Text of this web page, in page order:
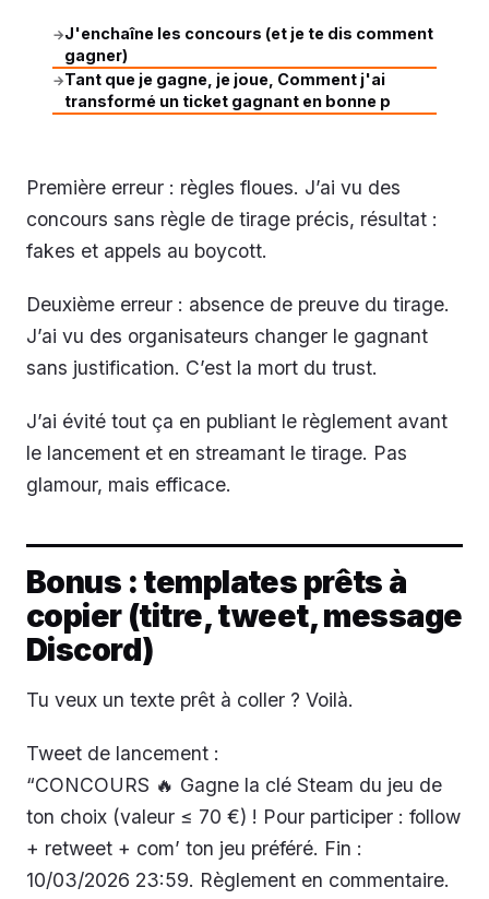
→J'enchaîne les concours (et je te dis comment
gagner)
→Tant que je gagne, je joue, Comment j'ai
transformé un ticket gagnant en bonne p
Première erreur : règles floues. J’ai vu des
concours sans règle de tirage précis, résultat :
fakes et appels au boycott.
Deuxième erreur : absence de preuve du tirage.
J’ai vu des organisateurs changer le gagnant
sans justification. C’est la mort du trust.
J’ai évité tout ça en publiant le règlement avant
le lancement et en streamant le tirage. Pas
glamour, mais efficace.
Bonus : templates prêts à
copier (titre, tweet, message
Discord)
Tu veux un texte prêt à coller ? Voilà.
Tweet de lancement :
“CONCOURS 🔥 Gagne la clé Steam du jeu de
ton choix (valeur ≤ 70 €) ! Pour participer : follow
+ retweet + com’ ton jeu préféré. Fin :
10/03/2026 23:59. Règlement en commentaire.